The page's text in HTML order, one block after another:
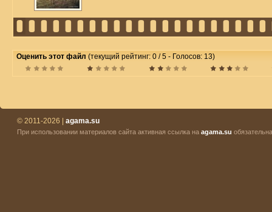
Оценить этот файл (текущий рейтинг: 0 / 5 - Голосов: 13)
© 2011-2026 | agama.su
При использовании материалов сайта активная ссылка на agama.su